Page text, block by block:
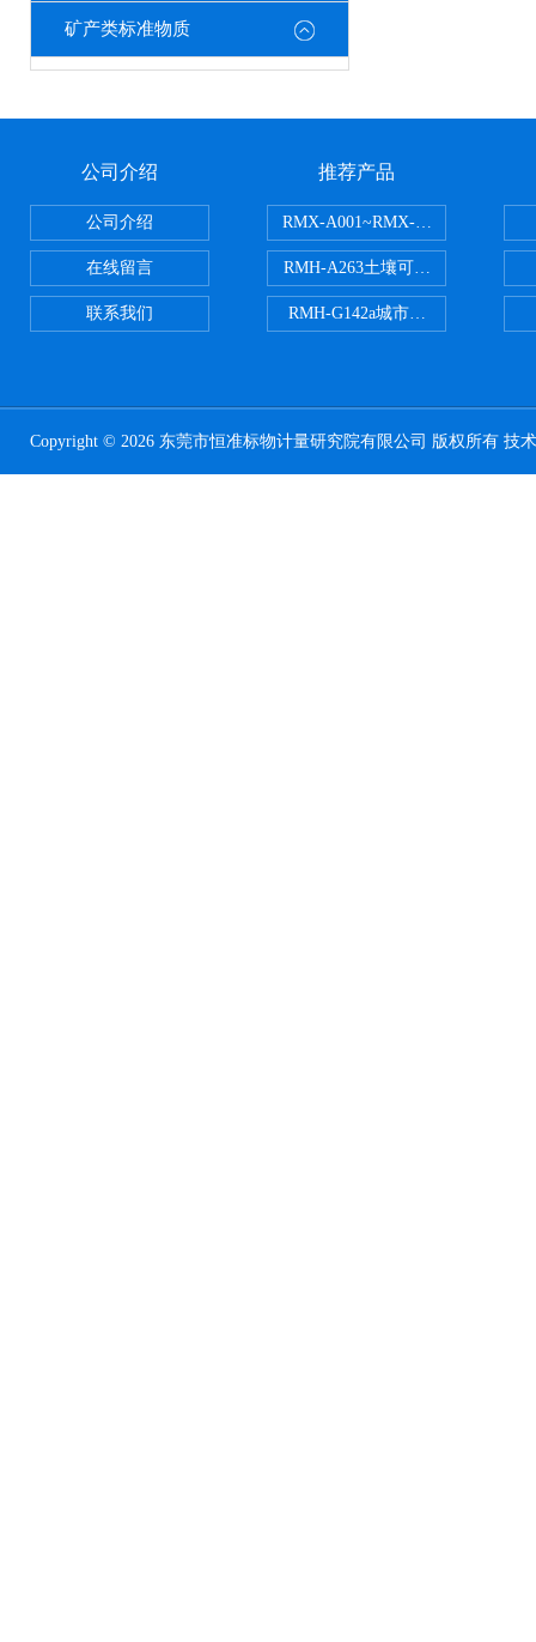
矿产类标准物质
公司介绍
公司介绍
在线留言
联系我们
推荐产品
RMX-A001~RMX-A002丙烯酸涂
RMH-A263土壤可交换酸度分析标
RMH-G142a城市污水处理污泥中
Copyright © 2026 东莞市恒准标物计量研究院有限公司 版权所有 技